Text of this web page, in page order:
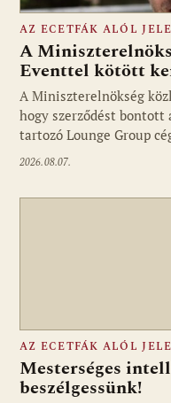
Fotó: media1.hu
AZ ECETFÁK ALÓL
A
Eventtel kötött
A Miniszterelnökség
hogy szerződést bontott
tartozó Lounge Group
2026.08.07.
AZ ECETFÁK ALÓL
Mesterséges
beszélgessünk!